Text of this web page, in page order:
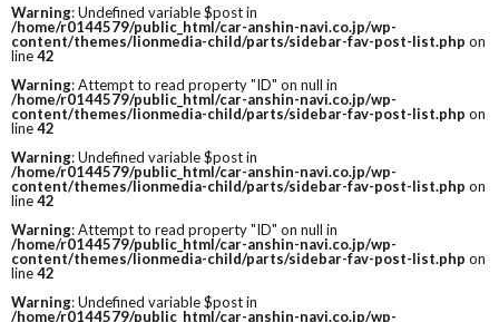
Warning: Undefined variable $post in
/home/r0144579/public_html/car-anshin-navi.co.jp/wp-
content/themes/lionmedia-child/parts/sidebar-fav-post-list.php on
line42
Warning: Attempt to read property "ID" on null in
/home/r0144579/public_html/car-anshin-navi.co.jp/wp-
content/themes/lionmedia-child/parts/sidebar-fav-post-list.php on
line42
Warning: Undefined variable $post in
/home/r0144579/public_html/car-anshin-navi.co.jp/wp-
content/themes/lionmedia-child/parts/sidebar-fav-post-list.php on
line42
Warning: Attempt to read property "ID" on null in
/home/r0144579/public_html/car-anshin-navi.co.jp/wp-
content/themes/lionmedia-child/parts/sidebar-fav-post-list.php on
line42
Warning: Undefined variable $post in
/home/r0144579/public_html/car-anshin-navi.co.jp/wp-